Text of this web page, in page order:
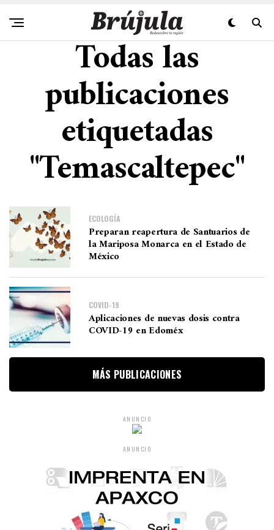
Todas las
publicaciones
etiquetadas
"Temascaltepec"
ECOLOGÍA
Preparan reapertura de Santuarios de
la Mariposa Monarca en el Estado de
México
COVID-19
Aplicaciones de nuevas dosis contra
COVID-19 en Edoméx
MÁS PUBLICACIONES
ANUNCIO
ANUNCIO